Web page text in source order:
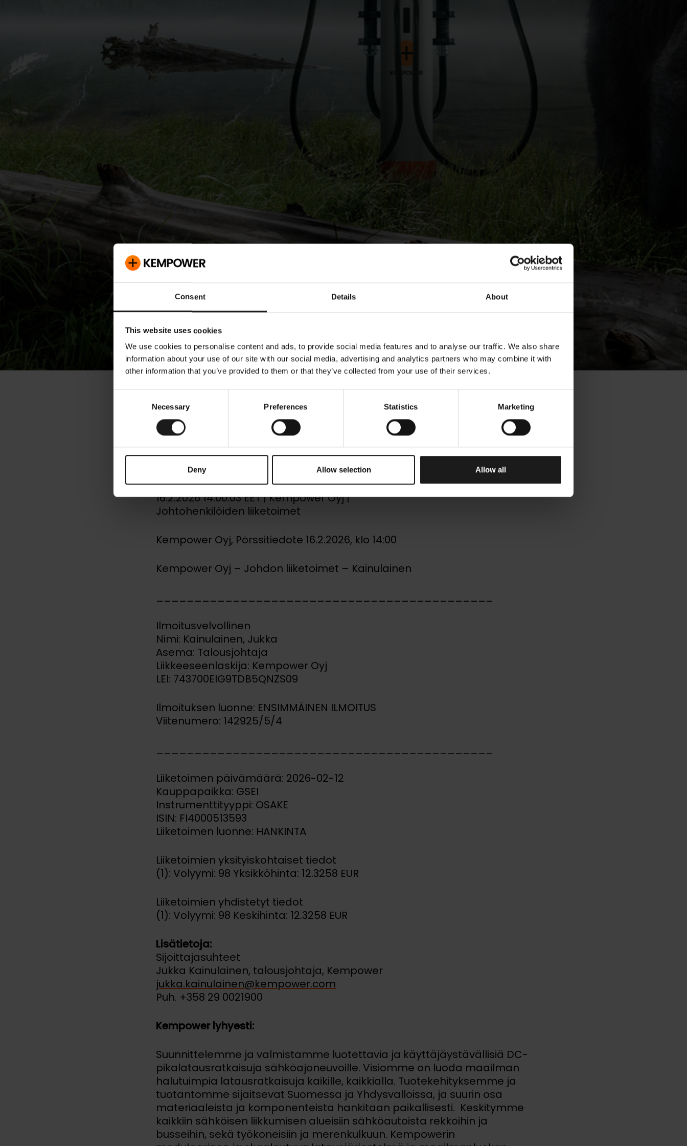
Consent Details About
This website uses cookies
We use cookies to personalise content and ads, to provide social media features and to analyse our traffic. We also share
information about your use of our site with our social media, advertising and analytics partners who may combine it with
other information that you’ve provided to them or that they’ve collected from your use of their services.
Necessary Preferences Statistics Marketing
Deny Allow selection Allow all
« Tiedotteet
Kempower Oyj – Johdon
liiketoimet – Kainulainen
16.2.2026 14:00:03 EET | Kempower Oyj |
Johtohenkilöiden liiketoimet
Kempower Oyj, Pörssitiedote 16.2.2026, klo 14:00
Kempower Oyj – Johdon liiketoimet – Kainulainen
Ilmoitusvelvollinen
Nimi: Kainulainen, Jukka
Asema: Talousjohtaja
Liikkeeseenlaskija: Kempower Oyj
LEI: 743700EIG9TDB5QNZS09
Ilmoituksen luonne: ENSIMMÄINEN ILMOITUS
Viitenumero: 142925/5/4
Liiketoimen päivämäärä: 2026-02-12
Kauppapaikka: GSEI
Instrumenttityyppi: OSAKE
ISIN: FI4000513593
Liiketoimen luonne: HANKINTA
Liiketoimien yksityiskohtaiset tiedot
(1): Volyymi: 98 Yksikköhinta: 12.3258 EUR
Liiketoimien yhdistetyt tiedot
(1): Volyymi: 98 Keskihinta: 12.3258 EUR
Lisätietoja:
Sijoittajasuhteet
Jukka Kainulainen, talousjohtaja, Kempower
jukka.kainulainen@kempower.com
Puh. +358 29 0021900
Kempower lyhyesti:
Suunnittelemme ja valmistamme luotettavia ja käyttäjäystävällisiä DC-
pikalatausratkaisuja sähköajoneuvoille. Visiomme on luoda maailman
halutuimpia latausratkaisuja kaikille, kaikkialla. Tuotekehityksemme ja
tuotantomme sijaitsevat Suomessa ja Yhdysvalloissa, ja suurin osa
materiaaleista ja komponenteista hankitaan paikallisesti. Keskitymme
kaikkiin sähköisen liikkumisen alueisiin sähköautoista rekkoihin ja
busseihin, sekä työkoneisiin ja merenkulkuun. Kempowerin